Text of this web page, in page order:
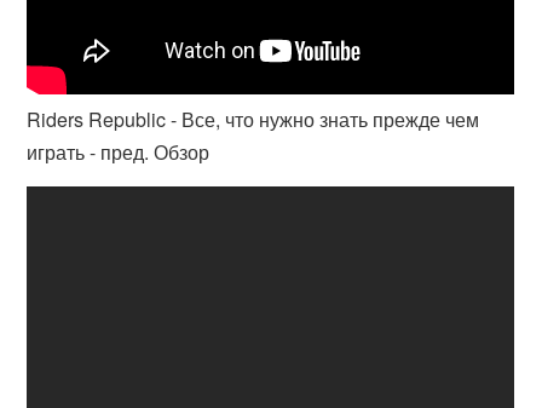
Riders Republic - Все, что нужно знать прежде чем
играть - пред. Обзор